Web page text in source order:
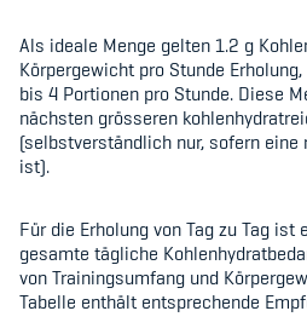
Als ideale Menge gelten 1.2 g
Körpergewicht pro Stunde
bis 4 Portionen pro Stunde. Diese
nächsten grösseren
(selbstverständlich nur, sofern eine
ist).
Für die Erholung von Tag zu Tag
gesamte tägliche
von Trainingsumfang und
Tabelle enthält entsprechende